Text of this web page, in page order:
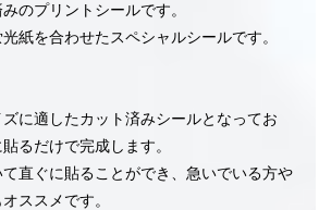
のプリントシールです。
紙を合わせたスペシャルシールです。
に適したカット済みシールとなってお
るだけで完成します。
直ぐに貼ることができ、急いでいる方や
ススメです。